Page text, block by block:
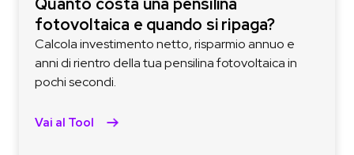
fotovoltaica e quando si ripaga?
Calcola investimento netto, risparmio annuo e
anni di rientro della tua pensilina fotovoltaica in
pochi secondi.
Vai al Tool